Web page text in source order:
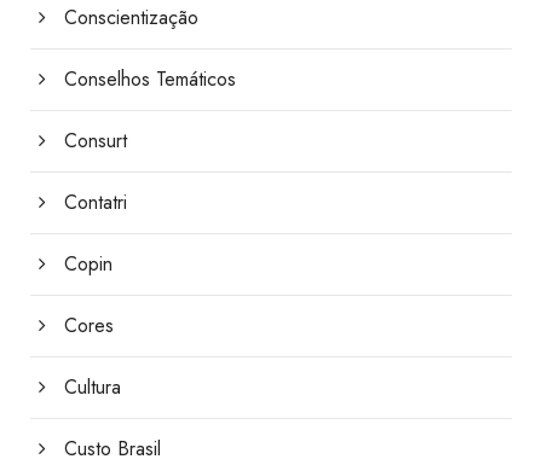
Conscientização
Conselhos Temáticos
Consurt
Contatri
Copin
Cores
Cultura
Custo Brasil